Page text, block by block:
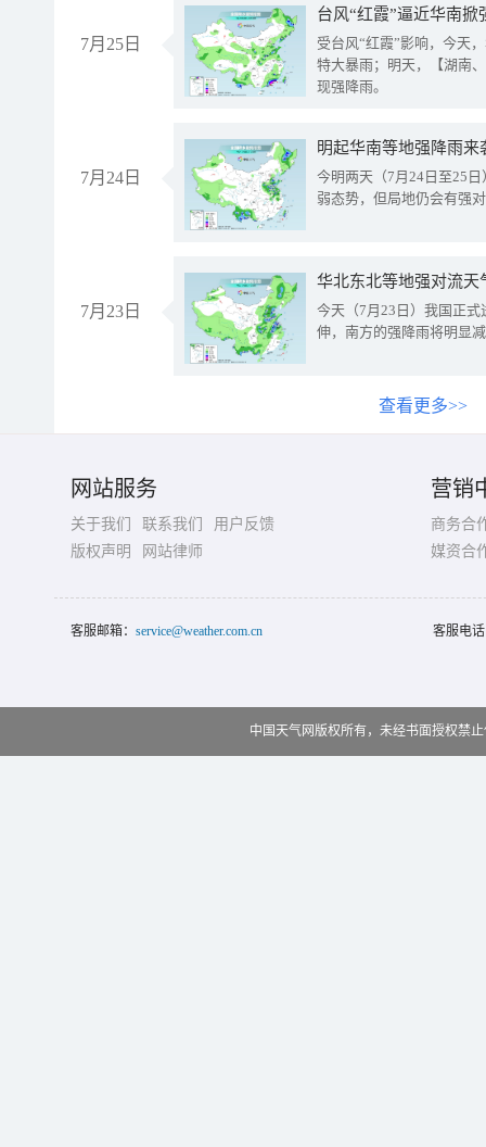
7月25日
台风“红霞”逼近华南
受台风“红霞”影响，今天
特大暴雨；明天，【湖南
现强降雨。
7月24日
明起华南等地强降雨
今明两天（7月24日至25
弱态势，但局地仍会有强
7月23日
华北东北等地强对流天
今天（7月23日）我国正
伸，南方的强降雨将明显
查看更多>>
网站服务
关于我们 联系我们
用户反馈
版权声明
网站律师
营销
商务合
媒资合
客服邮箱： service@weather.com.cn 客服电
中国天气网版权所有，未经书面授权